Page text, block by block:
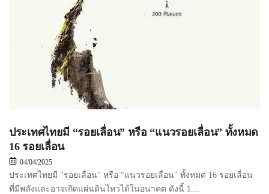
ประเทศไทยมี “รอยเลื่อน” หรือ “แนวรอยเลื่อน” ทั้งหมด
16 รอยเลื่อน
04/04/2025
ประเทศไทยมี "รอยเลื่อน" หรือ "แนวรอยเลื่อน" ทั้งหมด 16 รอยเลื่อน
ที่มีพลังและอาจเกิดแผ่นดินไหวได้ในอนาคต ดังนี้ 1....